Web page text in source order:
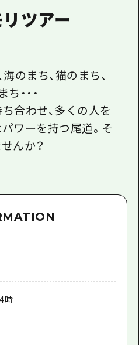
ツアー
のまち、猫のまち、
・・・
合わせ、多くの人を
ワーを持つ尾道。そ
んか？
時